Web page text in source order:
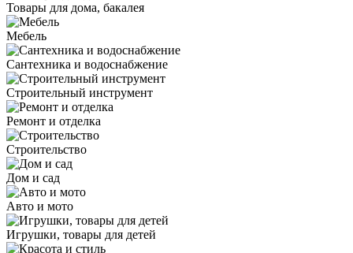
Товары для дома, бакалея
Мебель
Сантехника и водоснабжение
Строительный инструмент
Ремонт и отделка
Строительство
Дом и сад
Авто и мото
Игрушки, товары для детей